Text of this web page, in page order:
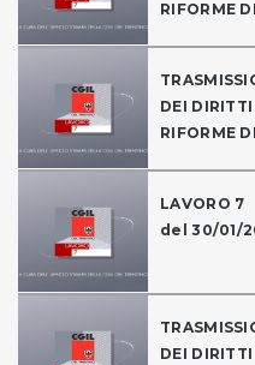
RIFORME
DEI
RIFORME
LAVORO 7
del 30/01/
DEI